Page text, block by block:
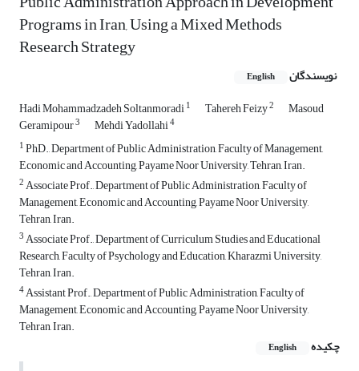
Programs in Iran, Using a Mixed Methods
Research Strategy
نویسندگان English
Hadi Mohammadzadeh Soltanmoradi1 Tahereh Feizy2 Masoud
Geramipour3 Mehdi Yadollahi4
1PhD., Department of Public Administration, Faculty of Management,
Economic and Accounting, Payame Noor University, Tehran, Iran.
2Associate Prof., Department of Public Administration, Faculty of
Management, Economic and Accounting, Payame Noor University,
Tehran, Iran.
3Associate Prof., Department of Curriculum Studies and Educational
Research, Faculty of Psychology and Education, Kharazmi University,
Tehran, Iran.
4Assistant Prof., Department of Public Administration, Faculty of
Management, Economic and Accounting, Payame Noor University,
Tehran, Iran.
چکیده
English